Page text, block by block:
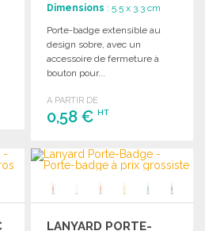
Dimensions : 5.5 x 3.3 cm
Porte-badge extensible au
design sobre, avec un
accessoire de fermeture à
bouton pour...
A PARTIR DE
0,58 €HT
COMMANDER
Demander un devis
LANYARD PORTE-